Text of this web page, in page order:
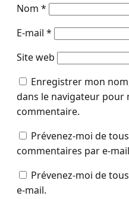
Nom *
E-mail *
Site web
Enregistrer mon
dans le navigateur pour
commentaire.
Prévenez-moi de
commentaires par e-
Prévenez-moi de
e-mail.